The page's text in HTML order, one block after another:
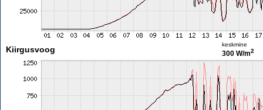
Kiirgusvoog
keskmine
300 W/m2